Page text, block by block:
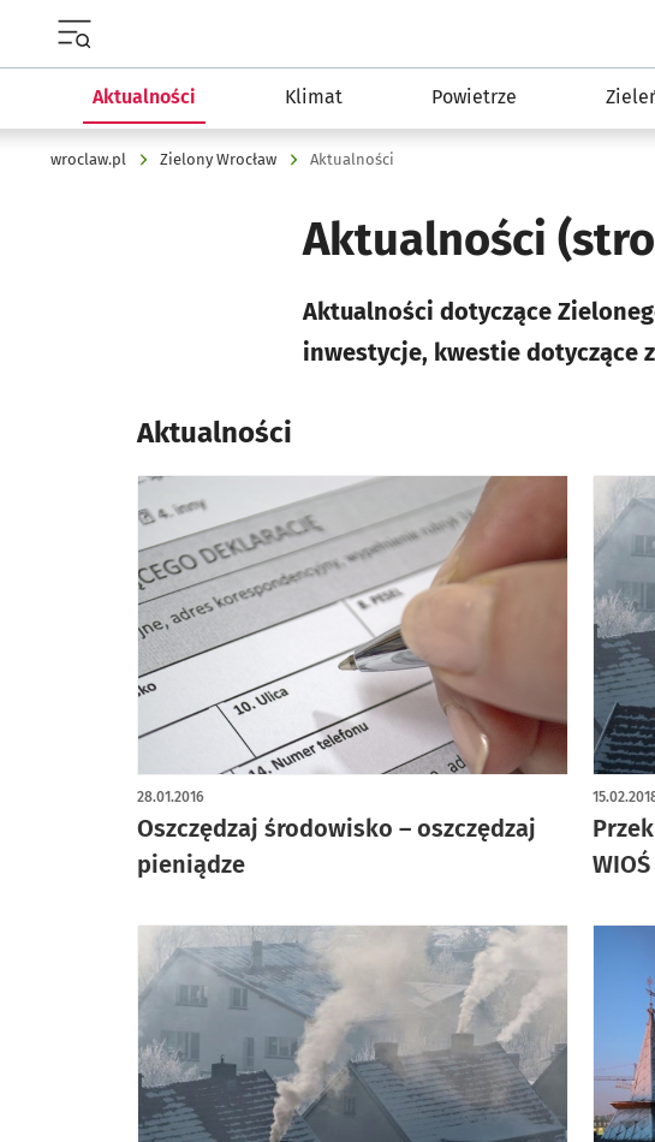
Aktualności Klimat Powietrze
wroclaw.pl Zielony Wrocław Aktualności
Aktualności
Aktualności dotyczące
inwestycje, kwestie dotyczące
Aktualności
Oszczędzaj środowisko – oszczędzaj
pieniądze
28.01.2016
WIOŚ